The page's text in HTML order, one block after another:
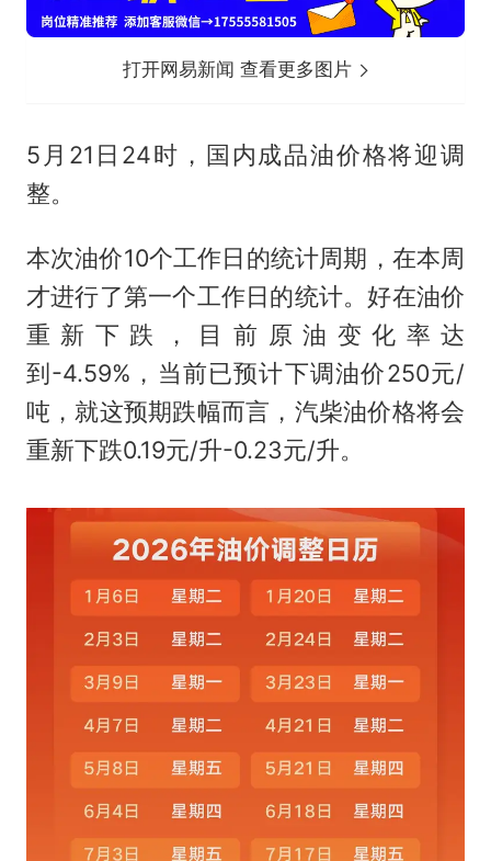
打开网易新闻 查看更多图片
5月21日24时，国内成品油价格将迎调
整。
本次油价10个工作日的统计周期，在本周
才进行了第一个工作日的统计。好在油价
重新下跌，目前原油变化率达
到-4.59%，当前已预计下调油价250元/
吨，就这预期跌幅而言，汽柴油价格将会
重新下跌0.19元/升-0.23元/升。